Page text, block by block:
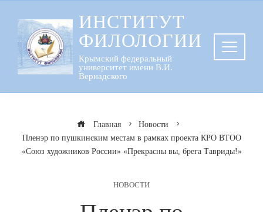
содержанию
ИНСТИТУТ
ФИЛОЛОГИИ
Крымский федеральный
университет имени В.И.
Вернадского
Главная
Новости
Пленэр по пушкинским местам в рамках проекта КРО ВТОО
«Союз художников России» «Прекрасны вы, брега Тавриды!»
НОВОСТИ